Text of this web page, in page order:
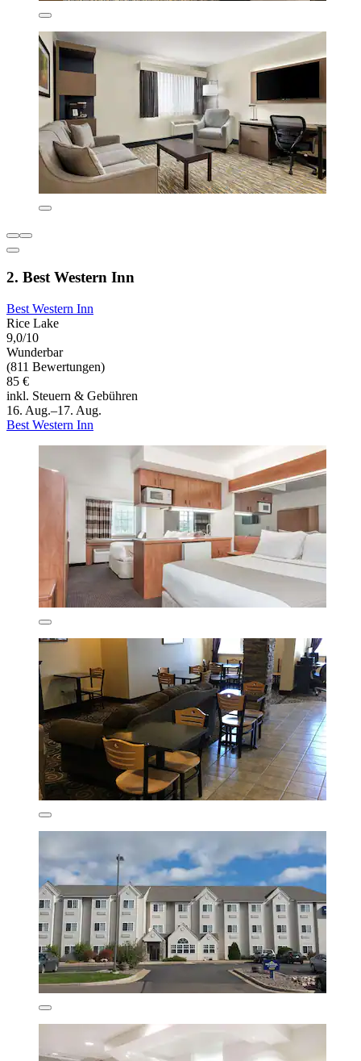
2. Best Western Inn
Best Western Inn
Rice Lake
9,0/10
Wunderbar
(811 Bewertungen)
85 €
inkl. Steuern & Gebühren
16. Aug.–17. Aug.
Best Western Inn